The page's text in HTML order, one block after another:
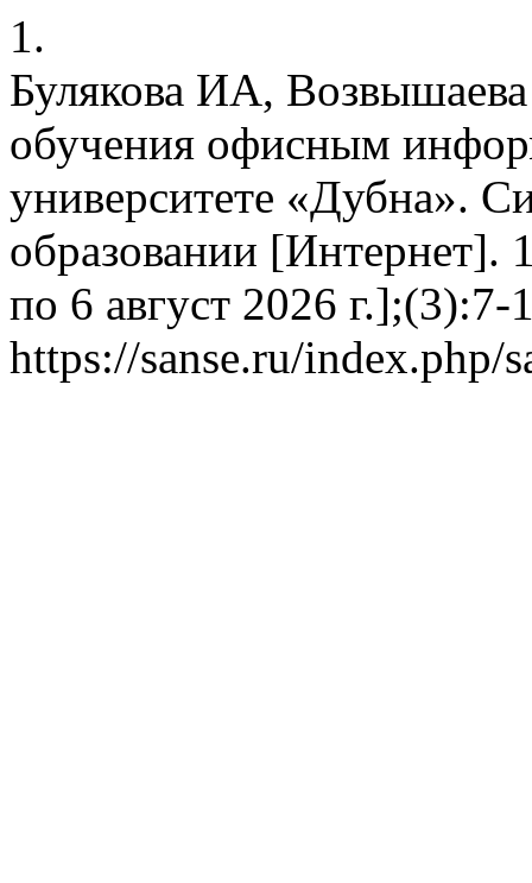
1.
Булякова ИА,
обучения офисным
университете «Дубна».
образовании [Интернет].
по 6 август 2026 г.];(3):7-
https://sanse.ru/index.php/